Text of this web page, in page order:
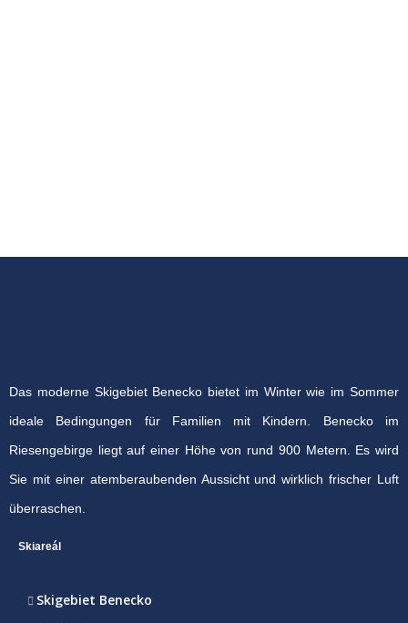
Das moderne Skigebiet Benecko bietet im Winter wie im Sommer
ideale Bedingungen für Familien mit Kindern. Benecko im
Riesengebirge liegt auf einer Höhe von rund 900 Metern. Es wird
Sie mit einer atemberaubenden Aussicht und wirklich frischer Luft
überraschen.
Skiareál
Skigebiet Benecko